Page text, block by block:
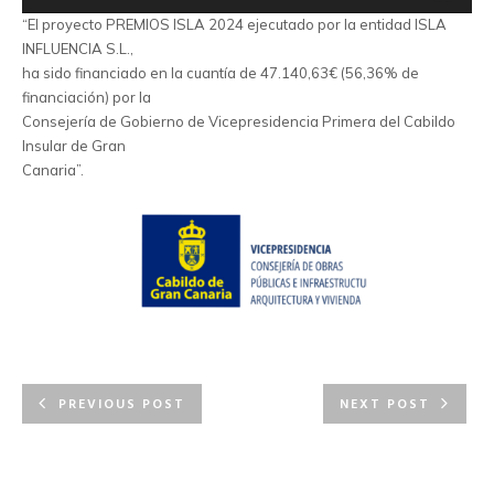
“El proyecto PREMIOS ISLA 2024 ejecutado por la entidad ISLA
INFLUENCIA S.L.,
ha sido financiado en la cuantía de 47.140,63€ (56,36% de
financiación) por la
Consejería de Gobierno de Vicepresidencia Primera del Cabildo
Insular de Gran
Canaria”.
PREVIOUS POST NEXT POST